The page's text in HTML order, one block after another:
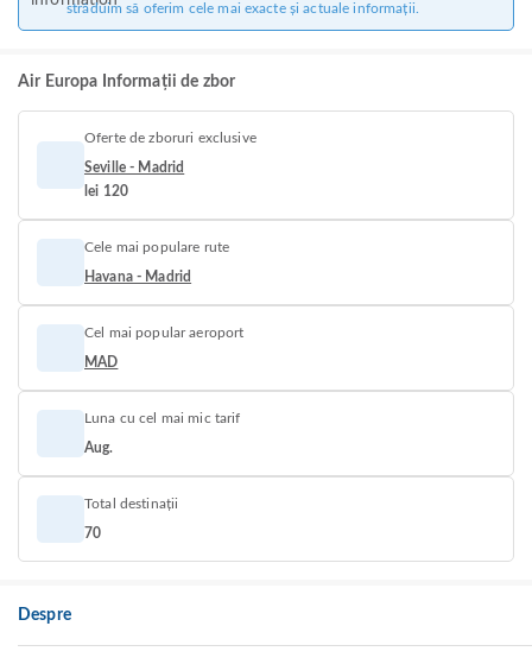
străduim să oferim cele mai exacte și actuale informații.
Air Europa Informații de zbor
Oferte de zboruri exclusive
Seville - Madrid
lei 120
Cele mai populare rute
Havana - Madrid
Cel mai popular aeroport
MAD
Luna cu cel mai mic tarif
Aug.
Total destinații
70
Despre